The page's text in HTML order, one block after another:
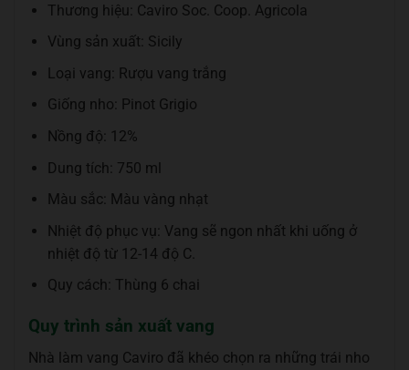
Thương hiệu: Caviro Soc. Coop. Agricola
Vùng sản xuất: Sicily
Loại vang: Rượu vang trắng
Giống nho: Pinot Grigio
Nồng độ: 12%
Dung tích: 750 ml
Màu sắc: Màu vàng nhạt
Nhiệt độ phục vụ: Vang sẽ ngon nhất khi uống ở
nhiệt độ từ 12-14 độ C.
Quy cách: Thùng 6 chai
Quy trình sản xuất vang
Nhà làm vang Caviro đã khéo chọn ra những trái nho